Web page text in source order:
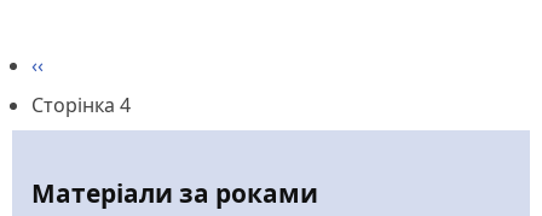
на
Попередня
сторінка
‹‹
Сторінка 4
Матеріали за роками